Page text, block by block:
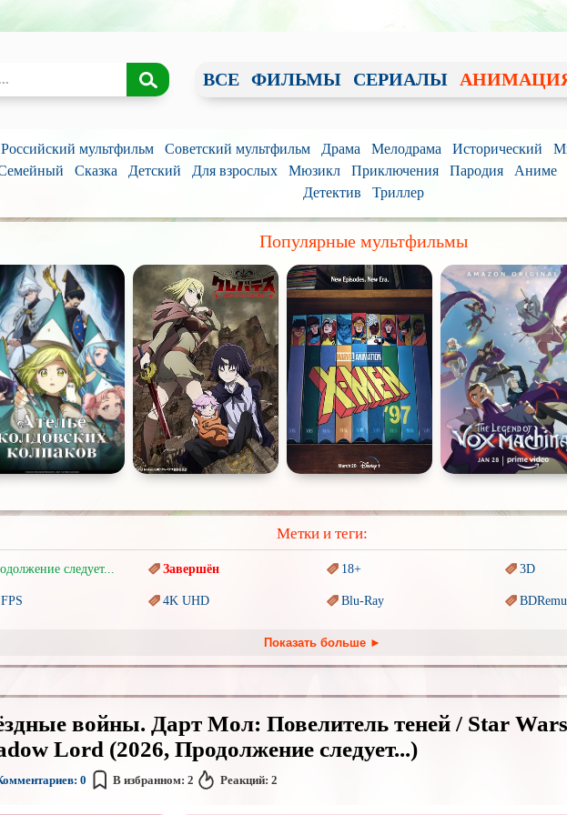
ВСЕ ФИЛЬМЫ СЕРИАЛЫ
Российский мультфильм Советский мультфильм Драма Мелодрама Исторический
Сказка Детский Для взрослых Мюзикл Приключения Пародия Аниме
Детектив
Триллер
Популярные мультфильмы
Метки и теги:
следует... Завершён 18+ 3D
4K UHD Blu-Ray
иСюрреализм Ангелы и Демоны Аниме
Гении Индийское кино
Комикс Маги и Волшебники
Основанное нареальных
событиях
Параллельные миры
Показать больше ►
войны. Дарт Мол: Повелитель теней / Star
Lord (2026, Продолжение следует...)
0 В избранном: 2 Реакций: 2